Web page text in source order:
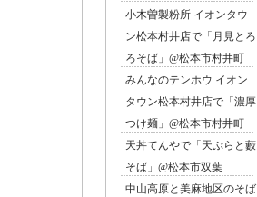
小木曽製粉所 イオンタウ
ン松本村井店で「月見とろ
ろそば」@松本市村井町
みんなのテンホウ イオン
タウン松本村井店で「濃厚
つけ麺」@松本市村井町
天丼てんやで「天ぷらと藪
そば」@松本市双葉
中山高原と美麻地区のそば